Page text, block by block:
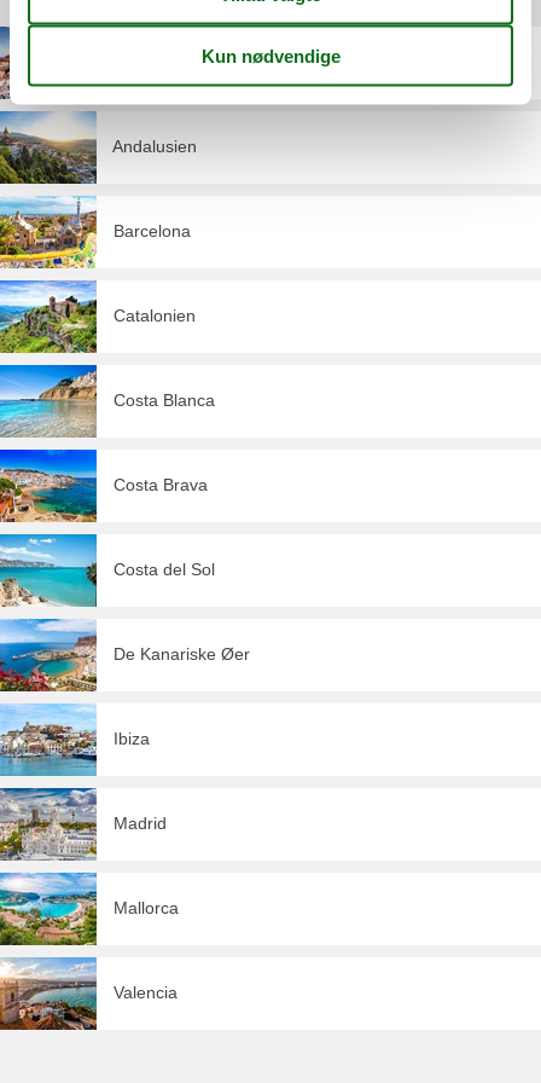
Andalusien
Barcelona
Catalonien
Costa Blanca
Costa Brava
Costa del Sol
De Kanariske Øer
Ibiza
Madrid
Mallorca
Valencia